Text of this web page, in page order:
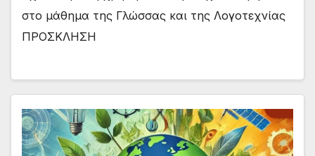
στο μάθημα της Γλώσσας και της Λογοτεχνίας
ΠΡΟΣΚΛΗΣΗ